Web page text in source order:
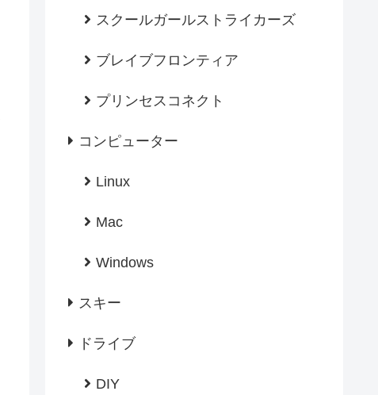
スクールガールストライカーズ
ブレイブフロンティア
プリンセスコネクト
コンピューター
Linux
Mac
Windows
スキー
ドライブ
DIY